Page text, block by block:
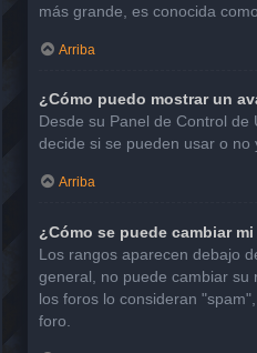
más grande, es conocida
Arriba
¿Cómo puedo mostrar un
Desde su Panel de Control
decide si se pueden usar o no
Arriba
¿Cómo se puede cambiar
Los rangos aparecen debajo
general, no puede cambiar su
los foros lo consideran
foro.